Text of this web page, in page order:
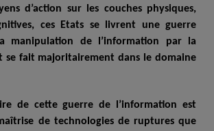
d’action sur les couches physiques,
ces Etats se livrent une guerre
manipulation de l’information par la
se fait majoritairement dans le domaine
de cette guerre de l’information est
de technologies de ruptures que